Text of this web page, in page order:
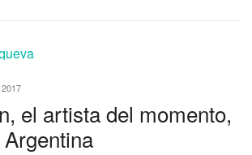
el artista del momento,